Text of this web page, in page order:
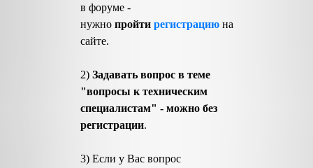
в форуме -
нужно пройти регистрацию на
сайте.
2) Задавать вопрос в теме
"вопросы к техническим
специалистам" - можно без
регистрации.
3) Если у Вас вопрос